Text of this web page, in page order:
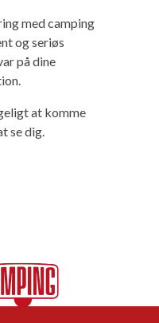
med camping
og seriøs
på dine
at komme
se dig.